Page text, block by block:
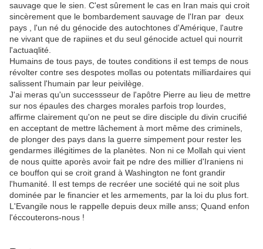
sauvage que le sien. C'est sûrement le cas en Iran mais qui croit
sincèrement que le bombardement sauvage de l'Iran par deux
pays , l'un né du génocide des autochtones d'Amérique, l'autre
ne vivant que de rapiines et du seul génocide actuel qui nourrit
l'actuaqlité.
Humains de tous pays, de toutes conditions il est temps de nous
révolter contre ses despotes mollas ou potentats milliardaires qui
salissent l'humain par leur peivilège.
J'ai meras qu'un successseur de l'apôtre Pierre au lieu de mettre
sur nos épaules des charges morales parfois trop lourdes,
affirme clairement qu'on ne peut se dire disciple du divin crucifié
en acceptant de mettre lâchement à mort même des criminels,
de plonger des pays dans la guerre simpement pour rester les
gendarmes illégitimes de la planètes. Non ni ce Mollah qui vient
de nous quitte aporès avoir fait pe ndre des millier d'Iraniens ni
ce bouffon qui se croit grand à Washington ne font grandir
l'humanité. Il est temps de recréer une société qui ne soit plus
dominée par le financier et les armements, par la loi du plus fort.
L'Evangile nous le rappelle depuis deux mille anss; Quand enfon
l'éccouterons-nous !